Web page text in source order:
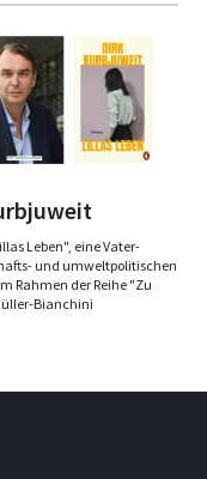
Leben", eine Vater-
und umweltpolitischen
Rahmen der Reihe "Zu
Bianchini